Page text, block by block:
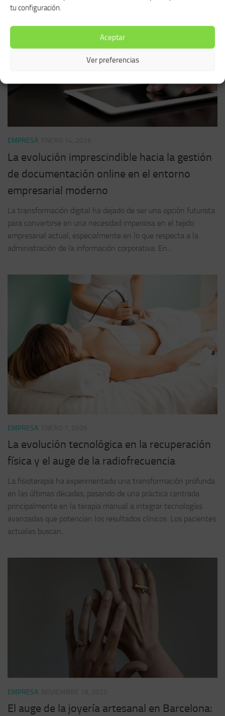
tu configuración.
Aceptar
Ver preferencias
EMPRESA
La evolución imprescindible hacia la gestión
de documentación online en el entorno
empresarial moderno
La transformación digital ha dejado de ser una opción futurista
para convertirse en una necesidad imperiosa en el tejido
empresarial actual, especialmente en lo que respecta a la
administración de la información corporativa. En...
EMPRESA
La evolución tecnológica en la recuperación
física y el auge de la radiofrecuencia
La fisioterapia ha experimentado una transformación profunda
en las últimas décadas, pasando de una práctica centrada
principalmente en la terapia manual a integrar tecnologías
avanzadas que potencian los resultados clínicos. Los pacientes
actuales buscan...
EMPRESA
El auge de la joyería artesanal en Barcelona: